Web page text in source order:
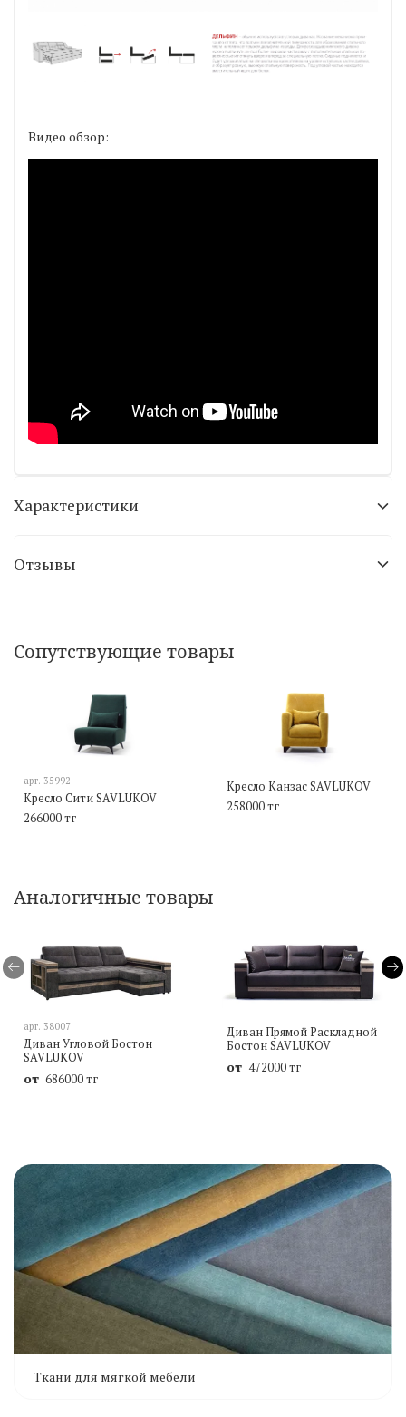
Видео обзор:
Характеристики
Отзывы
Сопутствующие товары
арт. 35992
Кресло Сити SAVLUKOV
266000 тг
Кресло Канзас SAVLUKOV
258000 тг
Аналогичные товары
арт. 38007
Диван Угловой Бостон
SAVLUKOV
от 686000 тг
Диван Прямой Раскладной
Бостон SAVLUKOV
от 472000 тг
Ткани для мягкой мебели